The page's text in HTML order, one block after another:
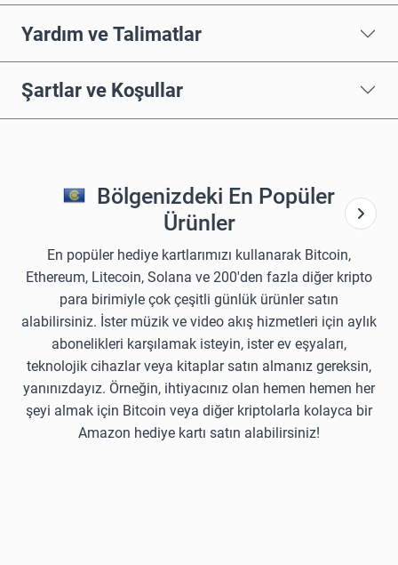
Yardım ve Talimatlar
Şartlar ve Koşullar
Bölgenizdeki En Popüler
Ürünler
En popüler hediye kartlarımızı kullanarak Bitcoin,
Ethereum, Litecoin, Solana ve 200'den fazla diğer kripto
para birimiyle çok çeşitli günlük ürünler satın
alabilirsiniz. İster müzik ve video akış hizmetleri için aylık
abonelikleri karşılamak isteyin, ister ev eşyaları,
teknolojik cihazlar veya kitaplar satın almanız gereksin,
yanınızdayız. Örneğin, ihtiyacınız olan hemen hemen her
şeyi almak için Bitcoin veya diğer kriptolarla kolayca bir
Amazon hediye kartı satın alabilirsiniz!